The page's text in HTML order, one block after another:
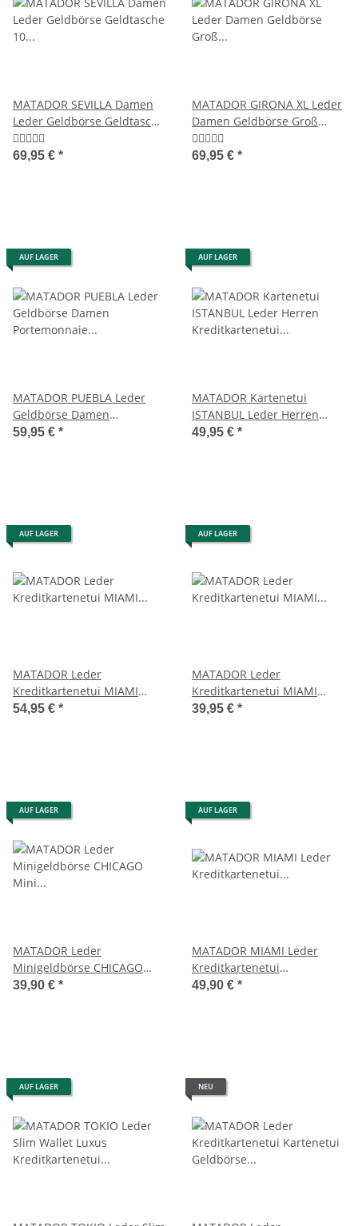
MATADOR SEVILLA Damen
Leder Geldbörse Geldtasche
10 Farben
69,95 € *
MATADOR GIRONA XL Leder
Damen Geldbörse Groß
Langbörse Geldbeutel TüV
RFID
69,95 € *
AUF LAGER
MATADOR PUEBLA Leder
Geldbörse Damen
Portemonnaie Handyfach 6
59,95 € *
AUF LAGER
MATADOR Kartenetui
ISTANBUL Leder Herren
Kreditkartenetui RFID
49,95 € *
AUF LAGER
MATADOR Leder
Kreditkartenetui MIAMI
Kreditkartenhülle mit XL
54,95 € *
AUF LAGER
MATADOR Leder
Kreditkartenetui MIAMI
Kreditkartenhülle ohne
39,95 € *
AUF LAGER
MATADOR Leder
Minigeldbörse CHICAGO
Mini Portemonnaie RFID
39,90 € *
AUF LAGER
MATADOR MIAMI Leder
Kreditkartenetui
Kreditkartenhülle
49,90 € *
AUF LAGER NEU